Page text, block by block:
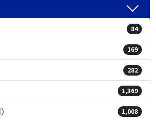
84
169
282
1,369
1,008